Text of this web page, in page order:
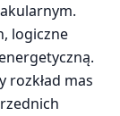
logiczne
rozkład mas